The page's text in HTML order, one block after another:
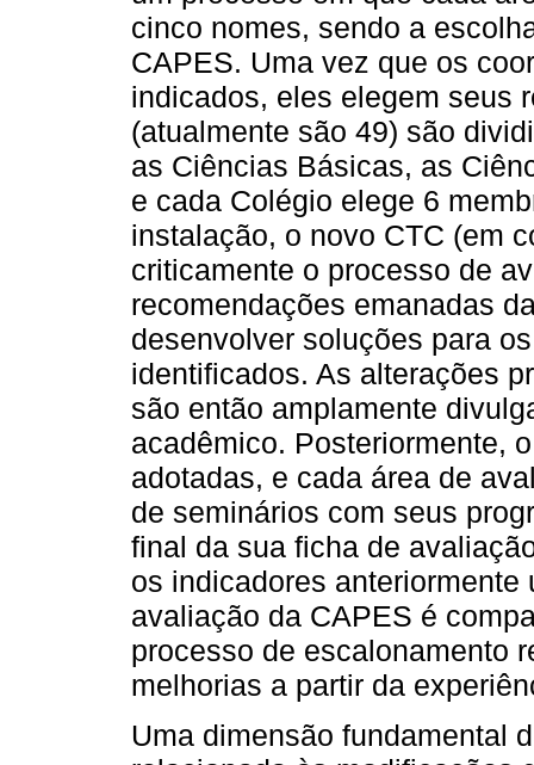
cinco nomes, sendo a
CAPES. Uma vez que os
indicados, eles elegem seus
(atualmente são 49) são
as Ciências Básicas, as
e cada Colégio elege 6
instalação, o novo CTC (em
criticamente o processo de
recomendações emanadas
desenvolver soluções para
identificados. As alterações
são então amplamente
acadêmico. Posteriormente,
adotadas, e cada área de
de seminários com seus
final da sua ficha de
os indicadores
avaliação da CAPES é
processo de escalonamento
melhorias a partir da
Uma dimensão fundamental